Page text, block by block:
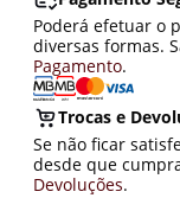
Poderá efetuar o
diversas formas.
Pagamento.
Trocas e
Se não ficar
desde que
Devoluções.